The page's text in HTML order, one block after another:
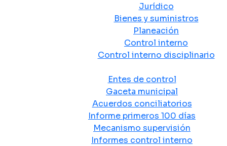
Jurídico
Bienes y suministros
Planeación
Control interno
Control interno disciplinario
Entes de control
Gaceta municipal
Acuerdos conciliatorios
Informe primeros 100 días
Mecanismo supervisión
Informes control interno